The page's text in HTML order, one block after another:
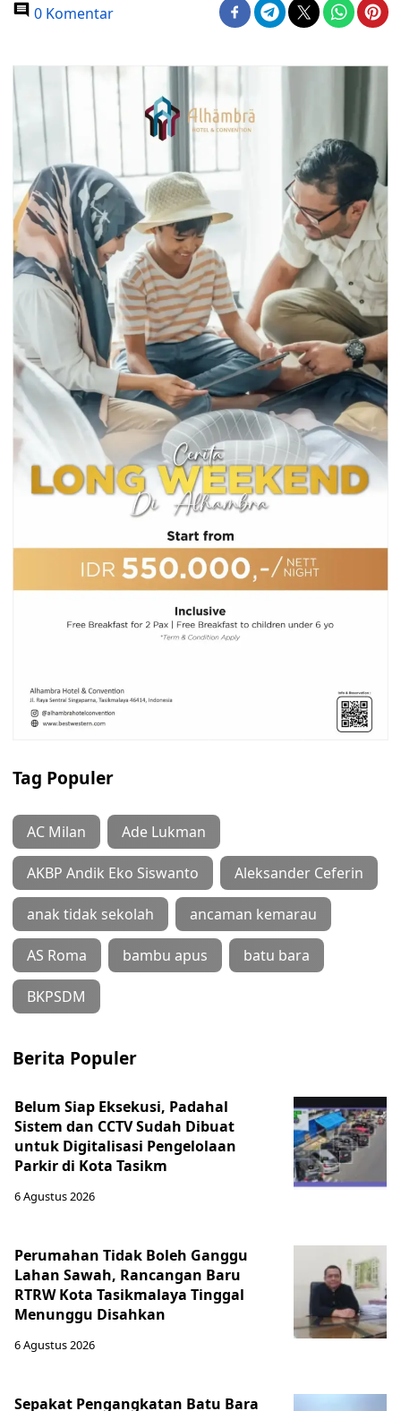
0 Komentar
Tag Populer
AC Milan Ade Lukman
AKBP Andik Eko Siswanto Aleksander Ceferin
anak tidak sekolah ancaman kemarau
AS Roma bambu apus batu bara
BKPSDM
Berita Populer
Belum Siap Eksekusi, Padahal
Sistem dan CCTV Sudah Dibuat
untuk Digitalisasi Pengelolaan
Parkir di Kota Tasikm
6 Agustus 2026
Perumahan Tidak Boleh Ganggu
Lahan Sawah, Rancangan Baru
RTRW Kota Tasikmalaya Tinggal
Menunggu Disahkan
6 Agustus 2026
Sepakat Pengangkatan Batu Bara